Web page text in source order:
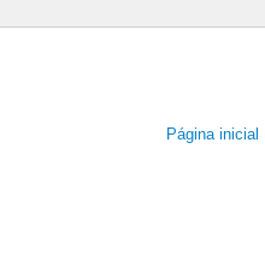
Página inicial